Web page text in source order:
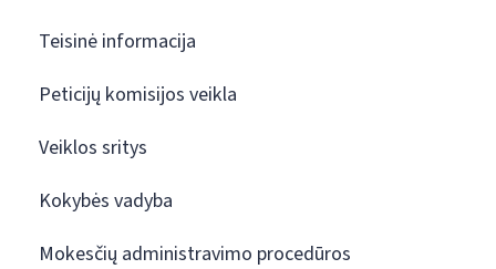
Teisinė informacija
Peticijų komisijos veikla
Veiklos sritys
Kokybės vadyba
Mokesčių administravimo procedūros